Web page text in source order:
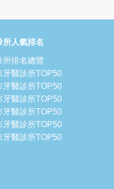
所人氣排名
所排名總覽
牙醫診所TOP50
牙醫診所TOP50
牙醫診所TOP50
牙醫診所TOP50
牙醫診所TOP50
牙醫診所TOP50